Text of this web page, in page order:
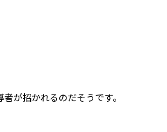
が招かれるのだそうです。